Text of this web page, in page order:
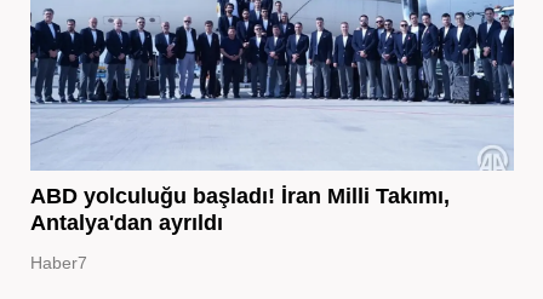
ABD yolculuğu başladı! İran Milli Takımı,
Antalya'dan ayrıldı
Haber7